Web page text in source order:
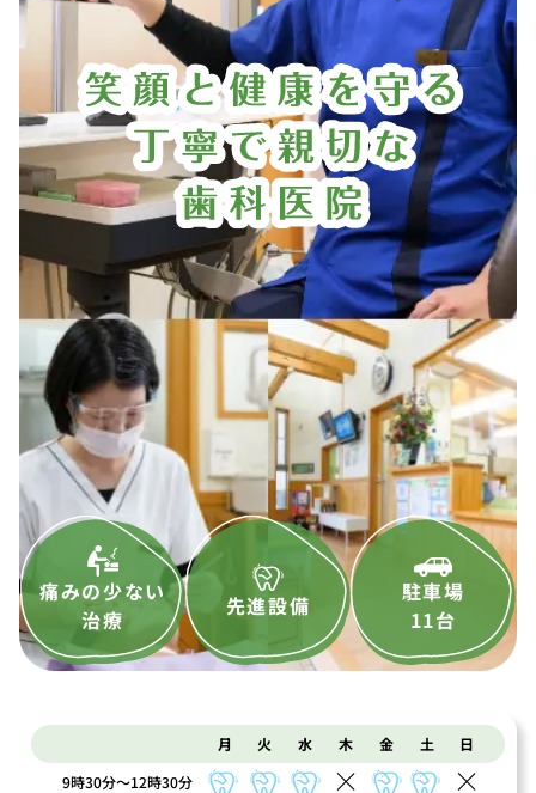
痛みの少ない
治療
先進設備
駐車場
11台
月 火 水 木 金 土
日
9時30分～12時30分